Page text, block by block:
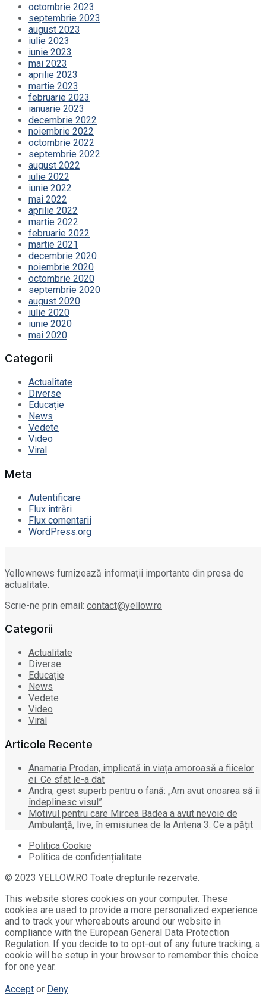
octombrie 2023
septembrie 2023
august 2023
iulie 2023
iunie 2023
mai 2023
aprilie 2023
martie 2023
februarie 2023
ianuarie 2023
decembrie 2022
noiembrie 2022
octombrie 2022
septembrie 2022
august 2022
iulie 2022
iunie 2022
mai 2022
aprilie 2022
martie 2022
februarie 2022
martie 2021
decembrie 2020
noiembrie 2020
octombrie 2020
septembrie 2020
august 2020
iulie 2020
iunie 2020
mai 2020
Categorii
Actualitate
Diverse
Educație
News
Vedete
Video
Viral
Meta
Autentificare
Flux intrări
Flux comentarii
WordPress.org
Yellownews furnizează informații importante din presa de
actualitate.
Scrie-ne prin email: contact@yellow.ro
Categorii
Actualitate
Diverse
Educație
News
Vedete
Video
Viral
Articole Recente
Anamaria Prodan, implicată în viața amoroasă a fiicelor
ei. Ce sfat le-a dat
Andra, gest superb pentru o fană: „Am avut onoarea să îi
îndeplinesc visul”
Motivul pentru care Mircea Badea a avut nevoie de
Ambulanță, live, în emisiunea de la Antena 3. Ce a pățit
Politica Cookie
Politica de confidențialitate
© 2023 YELLOW.RO Toate drepturile rezervate.
This website stores cookies on your computer. These
cookies are used to provide a more personalized experience
and to track your whereabouts around our website in
compliance with the European General Data Protection
Regulation. If you decide to to opt-out of any future tracking, a
cookie will be setup in your browser to remember this choice
for one year.
Accept or Deny